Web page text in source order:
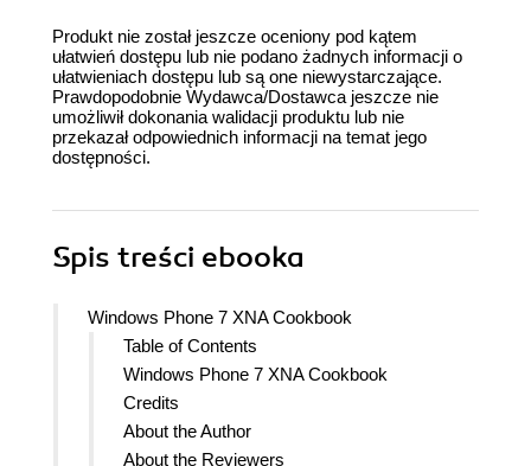
Produkt nie został jeszcze oceniony pod kątem
ułatwień dostępu lub nie podano żadnych informacji o
ułatwieniach dostępu lub są one niewystarczające.
Prawdopodobnie Wydawca/Dostawca jeszcze nie
umożliwił dokonania walidacji produktu lub nie
przekazał odpowiednich informacji na temat jego
dostępności.
Spis treści ebooka
Windows Phone 7 XNA Cookbook
Table of Contents
Windows Phone 7 XNA Cookbook
Credits
About the Author
About the Reviewers